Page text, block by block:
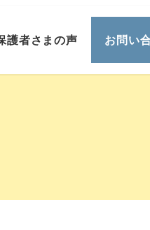
護者さまの声 お問い